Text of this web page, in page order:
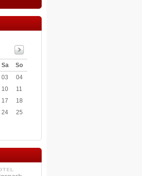
Sa
So
03
04
10
11
17
18
24
25